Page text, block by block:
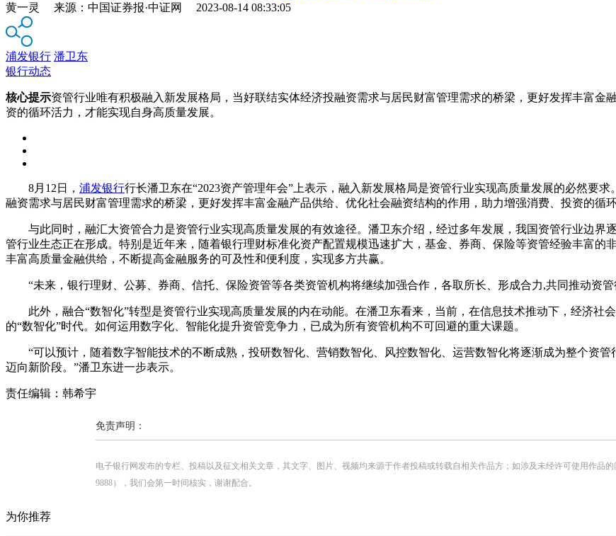
黄一灵 来源：中国证券报·中证网 2023-08-14 08:33:05
浦发银行 潘卫东
银行动态
核心提示资管行业唯有积极融入新发展格局，当好联结实体经济投融资需求与居民财富管理需求的桥梁，更好发挥丰富金
资的循环活力，才能实现自身高质量发展。
8月12日， 浦发银行行长潘卫东在“2023资产管理年会”上表示，融入新发展格局是资管行业实现高质量发展的必然要
融资需求与居民财富管理需求的桥梁，更好发挥丰富金融产品供给、优化社会融资结构的作用，助力增强消费、投资的循
与此同时，融汇大资管合力是资管行业实现高质量发展的有效途径。潘卫东介绍，经过多年发展，我国资管行业边界
管行业生态正在形成。特别是近年来，随着银行理财标准化资产配置规模迅速扩大，基金、券商、保险等资管经验丰富的
丰富高质量金融供给，不断提高金融服务的可及性和便利度，实现多方共赢。
“未来，银行理财、公募、券商、信托、保险资管等各类资管机构将继续加强合作，各取所长、形成合力,共同推动资管
此外，融合“数智化”转型是资管行业实现高质量发展的内在动能。在潘卫东看来，当前，在信息技术推动下，经济社
的“数智化”时代。如何运用数字化、智能化提升资管竞争力，已成为所有资管机构不可回避的重大课题。
“可以预计，随着数字智能技术的不断成熟，投研数智化、营销数智化、风控数智化、运营数智化将逐渐成为整个资
迈向新阶段。”潘卫东进一步表示。
责任编辑：韩希宇
免责声明：
电子银行网发布的专栏、投稿以及征文相关文章，其文字、图片、视频均来源于作者投稿或转载自相关作品方；如涉及未经许可使用作品的
9888），我们会第一时间核实，谢谢配合。
为你推荐